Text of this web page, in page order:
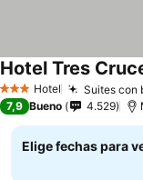
3 Estrellas
Hotel Suites con
Hotel Tres
7,9 Bueno 4.529
Elige fechas para